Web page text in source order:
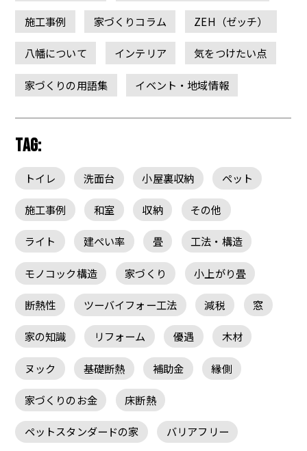
施工事例 家づくりコラム ZEH（ゼッチ）
八幡について インテリア 気をつけたい点
家づくりの用語集 イベント・地域情報
TAG:
トイレ 洗面台 小屋裏収納 ペット
施工事例 和室 収納 その他
ライト 建ぺい率 畳 工法・構造
モノコック構造 家づくり 小上がり畳
断熱性 ツーバイフォー工法 減税 窓
家の知識 リフォーム 優遇 木材
ヌック 基礎断熱 補助金 縁側
家づくりのお金 床断熱
ペットスタンダードの家 バリアフリー